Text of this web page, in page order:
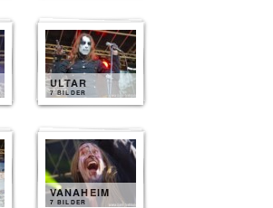
ULTAR
7 BILDER
VANAHEIM
7 BILDER